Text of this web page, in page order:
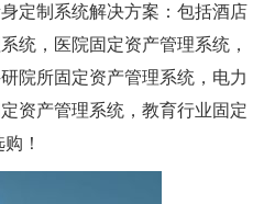
定制系统解决方案：包括酒店
统，医院固定资产管理系统，
院所固定资产管理系统，电力
资产管理系统，教育行业固定
！